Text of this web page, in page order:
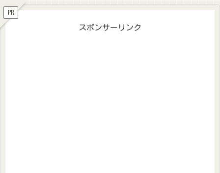
PR
スポンサーリンク